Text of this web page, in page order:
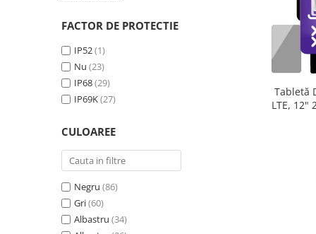
FACTOR DE PROTECTIE
IP52(1)
Nu (23)
IP68(29)
IP69K(27)
CULOAREE
Negru (86)
Gri(60)
Albastru (34)
Tabletă
LTE, 12"